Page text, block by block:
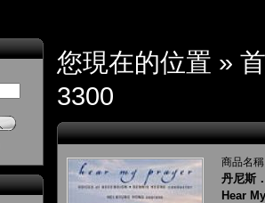
您現在的位置 »
3300
商品名
丹尼斯
Hear